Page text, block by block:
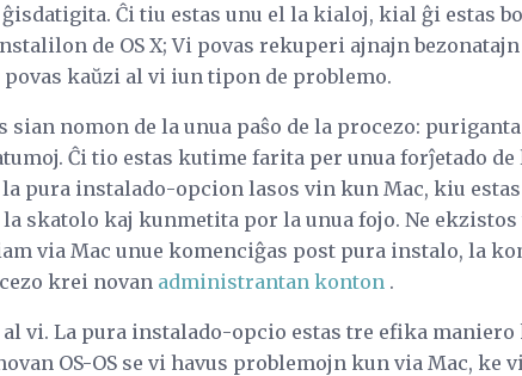
Ĉi tiu estas unu el la kialoj, kial ĝi estas
de OS X; Vi povas rekuperi ajnajn
kaŭzi al vi iun tipon de problemo.
sian nomon de la unua paŝo de la procezo:
Ĉi tio estas kutime farita per unua forĵetado
la pura instalado-opcion lasos vin kun Mac, kiu
skatolo kaj kunmetita por la unua fojo. Ne
via Mac unue komenciĝas post pura instalo, la
krei novan administrantan konton .
vi. La pura instalado-opcio estas tre efika
OS-OS se vi havus problemojn kun via Mac, ke